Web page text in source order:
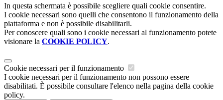
In questa schermata è possibile scegliere quali cookie consentire.
I cookie necessari sono quelli che consentono il funzionamento della
piattaforma e non è possibile disabilitarli.
Per conoscere quali sono i cookie necessari al funzionamento potete
visionare la COOKIE POLICY.
Cookie necessari per il funzionamento
I cookie necessari per il funzionamento non possono essere
disabilitati. È possibile consultare l'elenco nella pagina della cookie
policy.